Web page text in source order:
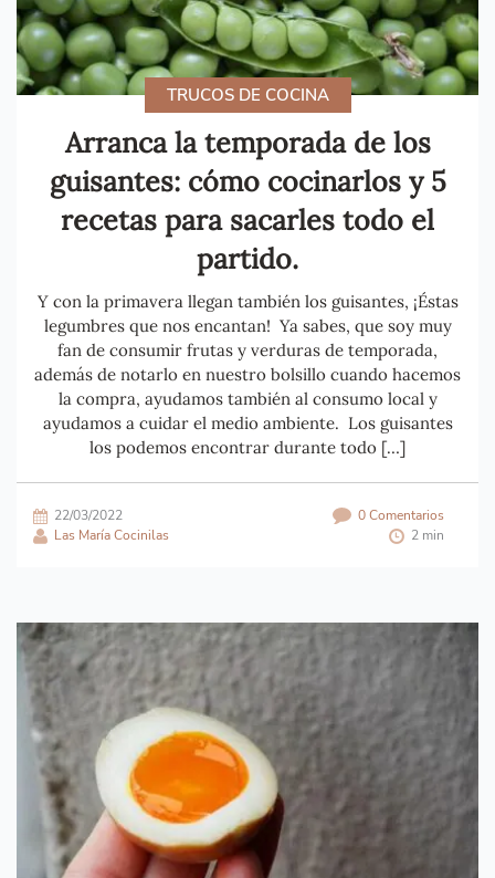
TRUCOS DE COCINA
Arranca la temporada de los
guisantes: cómo cocinarlos y 5
recetas para sacarles todo el
partido.
Y con la primavera llegan también los guisantes, ¡Éstas
legumbres que nos encantan! Ya sabes, que soy muy
fan de consumir frutas y verduras de temporada,
además de notarlo en nuestro bolsillo cuando hacemos
la compra, ayudamos también al consumo local y
ayudamos a cuidar el medio ambiente. Los guisantes
los podemos encontrar durante todo […]
22/03/2022
0 Comentarios
Las María Cocinilas
2 min